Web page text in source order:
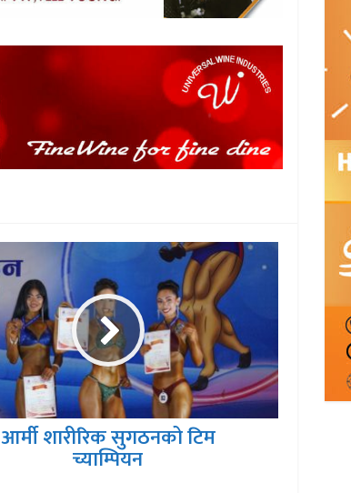
आर्मी शारीरिक सुगठनको टिम
च्याम्पियन